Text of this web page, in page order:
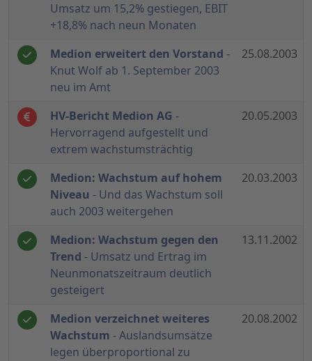
Umsatz um 15,2% gestiegen, EBIT
+18,8% nach neun Monaten
Medion erweitert den Vorstand -
Knut Wolf ab 1. September 2003
neu im Amt
25.08.2003
HV-Bericht Medion AG -
Hervorragend aufgestellt und
extrem wachstumsträchtig
20.05.2003
Medion: Wachstum auf hohem
Niveau - Und das Wachstum soll
auch 2003 weitergehen
20.03.2003
Medion: Wachstum gegen den
Trend - Umsatz und Ertrag im
Neunmonatszeitraum deutlich
gesteigert
13.11.2002
Medion verzeichnet weiteres
Wachstum - Auslandsumsätze
legen überproportional zu
20.08.2002